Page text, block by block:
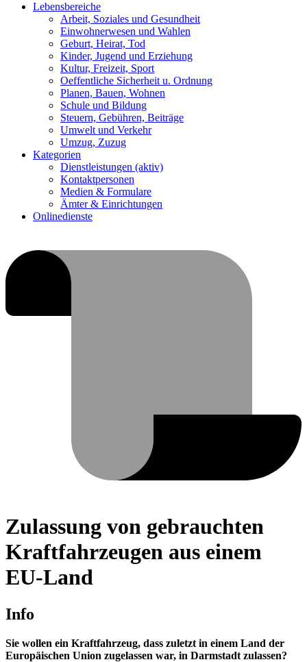
Lebensbereiche
Arbeit, Soziales und Gesundheit
Einwohnerwesen und Wahlen
Geburt, Heirat, Tod
Kinder, Jugend und Erziehung
Kultur, Freizeit, Sport
Oeffentliche Sicherheit u. Ordnung
Planen, Bauen, Wohnen
Schule und Bildung
Steuern, Gebühren, Beiträge
Umwelt und Verkehr
Umzug, Zuzug
Kategorien
Dienstleistungen (aktiv)
Kontaktpersonen
Medien & Formulare
Ämter & Einrichtungen
Onlinedienste
Zulassung von gebrauchten
Kraftfahrzeugen aus einem
EU-Land
Info
Sie wollen ein Kraftfahrzeug, dass zuletzt in einem Land der
Europäischen Union zugelassen war, in Darmstadt zulassen?